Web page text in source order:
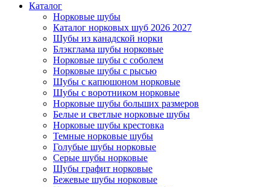
Каталог
Норковые шубы
Каталог норковых шуб 2026 2027
Шубы из канадской норки
Блэкглама шубы норковые
Норковые шубы с соболем
Норковые шубы с рысью
Шубы с капюшоном норковые
Шубы с воротником норковые
Норковые шубы больших размеров
Белые и светлые норковые шубы
Норковые шубы крестовка
Темные норковые шубы
Голубые шубы норковые
Серые шубы норковые
Шубы графит норковые
Бежевые шубы норковые